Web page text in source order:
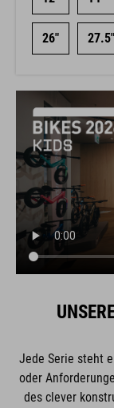
26" 27.5"
Jede Serie steht
oder
des clever